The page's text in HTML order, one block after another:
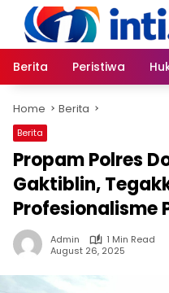
content
Berita
Peristiwa
Home Berita
Berita
Propam Polres
Gaktiblin,
Profesionalisme
Admin
1 Min Read
August 26, 2025